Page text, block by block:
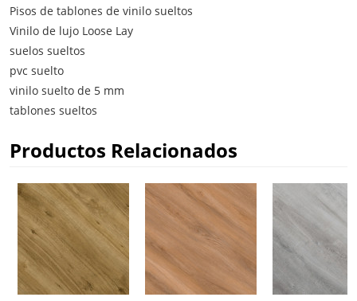
Pisos de tablones de vinilo sueltos
Vinilo de lujo Loose Lay
suelos sueltos
pvc suelto
vinilo suelto de 5 mm
tablones sueltos
Productos Relacionados